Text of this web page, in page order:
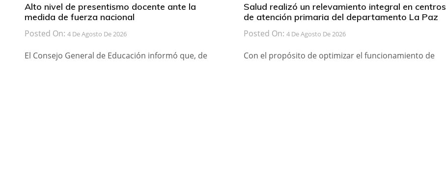
Alto nivel de presentismo docente ante la
medida de fuerza nacional
Posted On: 4 De Agosto De 2026
El Consejo General de Educación informó que, de
Salud realizó un relevamiento integral en centros
de atención primaria del departamento La Paz
Posted On: 4 De Agosto De 2026
Con el propósito de optimizar el funcionamiento de